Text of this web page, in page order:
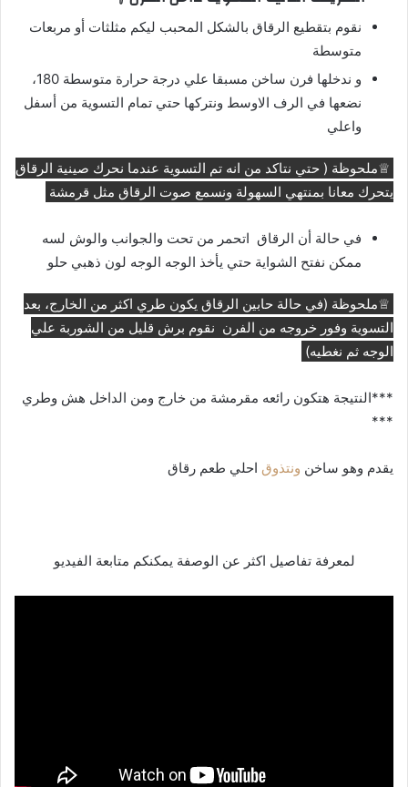
نقوم بتقطيع الرقاق بالشكل المحبب ليكم مثلثات أو مربعات
متوسطة
و ندخلها فرن ساخن مسبقا علي درجة حرارة متوسطة 180،
نضعها في الرف الاوسط ونتركها حتي تمام التسوية من أسفل
واعلي
♕ملحوظة ( حتي نتاكد من انه تم التسوية عندما نحرك صينية الرقاق
يتحرك معانا بمنتهي السهولة ونسمع صوت الرقاق مثل قرمشة
في حالة أن الرقاق اتحمر من تحت والجوانب والوش لسه
ممكن نفتح الشواية حتي يأخذ الوجه الوجه لون ذهبي حلو
♕ملحوظة (في حالة حابين الرقاق يكون طري اكثر من الخارج، بعد
التسوية وفور خروجه من الفرن نقوم برش قليل من الشوربة علي
الوجه ثم نغطيه)
***النتيجة هتكون رائعه مقرمشة من خارج ومن الداخل هش وطري
***
يقدم وهو ساخن ونتذوق احلي طعم رقاق
لمعرفة تفاصيل اكثر عن الوصفة يمكنكم متابعة الفيديو